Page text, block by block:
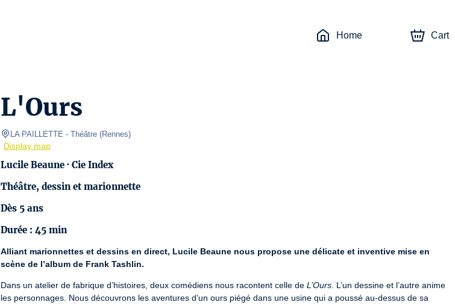
Home Cart
L'Ours
LA PAILLETTE - Théâtre (Rennes)
Display map
Lucile Beaune · Cie Index
Théâtre, dessin et marionnette
Dès 5 ans
Durée : 45 min
Alliant marionnettes et dessins en direct, Lucile Beaune nous propose une délicate et inventive mise en
scène de l’album de Frank Tashlin.
Dans un atelier de fabrique d’histoires, deux comédiens nous racontent celle de L’Ours . L’un dessine et l’autre anime
les personnages. Nous découvrons les aventures d’un ours piégé dans une usine qui a poussé au-dessus de sa